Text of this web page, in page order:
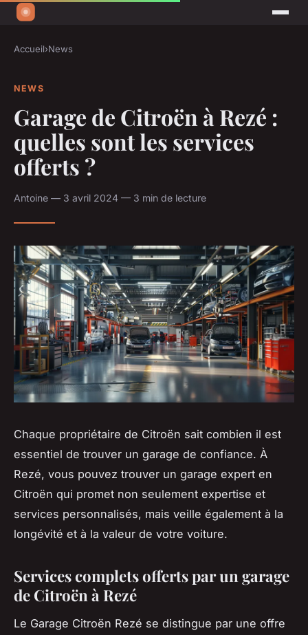
Accueil›News
NEWS
Garage de Citroën à Rezé :
quelles sont les services
offerts ?
Antoine — 3 avril 2024 — 3 min de lecture
Chaque propriétaire de Citroën sait combien il est
essentiel de trouver un garage de confiance. À
Rezé, vous pouvez trouver un garage expert en
Citroën qui promet non seulement expertise et
services personnalisés, mais veille également à la
longévité et à la valeur de votre voiture.
Services complets offerts par un garage
de Citroën à Rezé
Le Garage Citroën Rezé se distingue par une offre